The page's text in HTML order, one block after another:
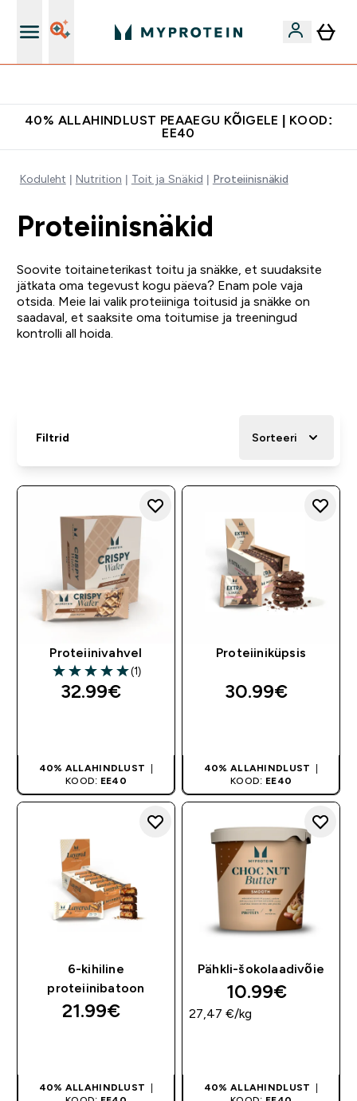
40% ALLAHINDLUST PEAAEGU KÕIGELE | KOOD:
EE40
Koduleht Nutrition Toit ja Snäkid Proteiinisnäkid
Proteiinisnäkid
Soovite toitaineterikast toitu ja snäkke, et suudaksite
jätkata oma tegevust kogu päeva? Enam pole vaja
otsida. Meie lai valik proteiiniga toitusid ja snäkke on
saadaval, et saaksite oma toitumise ja treeningud
kontrolli all hoida.
Filtrid Sorteeri
Proteiinivahvel
5 out of 5 stars
(1)
32.99€‎
40% ALLAHINDLUST
KOOD: EE40
Proteiiniküpsis
30.99€‎
40% ALLAHINDLUST
KOOD: EE40
6-kihiline
proteiinibatoon
21.99€‎
40% ALLAHINDLUST
Pähkli-šokolaadivõie
10.99€‎
27,47 €‎/kg
40% ALLAHINDLUST